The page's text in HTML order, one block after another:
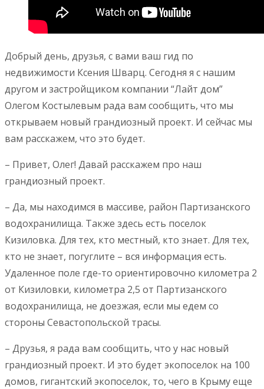
Добрый день, друзья, с вами ваш гид по
недвижимости Ксения Шварц. Сегодня я с нашим
другом и застройщиком компании “Лайт дом”
Олегом Костылевым рада вам сообщить, что мы
открываем новый грандиозный проект. И сейчас мы
вам расскажем, что это будет.
– Привет, Олег! Давай расскажем про наш
грандиозный проект.
– Да, мы находимся в массиве, район Партизанского
водохранилища. Также здесь есть поселок
Кизиловка. Для тех, кто местный, кто знает. Для тех,
кто не знает, погуглите – вся информация есть.
Удаленное поле где-то ориентировочно километра 2
от Кизиловки, километра 2,5 от Партизанского
водохранилища, не доезжая, если мы едем со
стороны Севастопольской трасы.
– Друзья, я рада вам сообщить, что у нас новый
грандиозный проект. И это будет экопоселок на 100
домов, гигантский экопоселок, то, чего в Крыму еще